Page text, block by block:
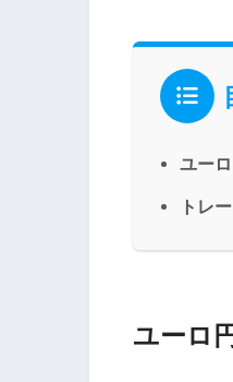
ユー
トレ
ユーロ